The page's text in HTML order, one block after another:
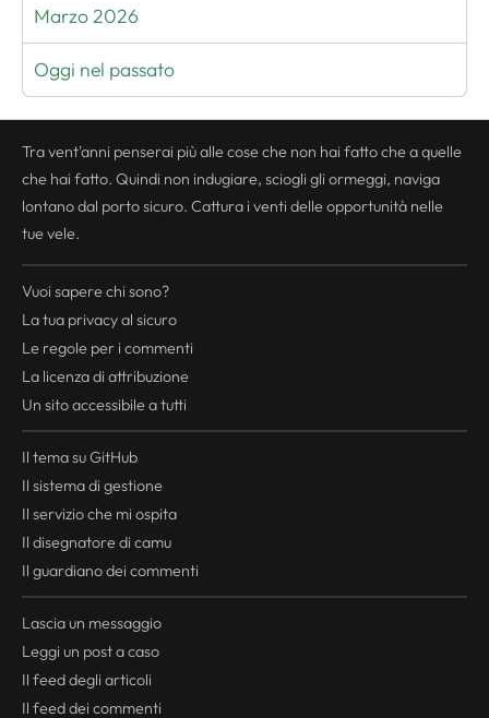
Marzo 2026
Oggi nel passato
Tra vent'anni penserai più alle cose che non hai fatto che a quelle
che hai fatto. Quindi non indugiare, sciogli gli ormeggi, naviga
lontano dal porto sicuro. Cattura i venti delle opportunità nelle
tue vele.
Vuoi sapere chi sono?
La tua privacyal sicuro
Le regole per i commenti
La licenza di attribuzione
Un sito accessibile a tutti
Il tema su GitHub
Il sistema di gestione
Il servizio che mi ospita
Il disegnatore di camu
Il guardiano dei commenti
Lascia un messaggio
Leggi un post a caso
Il feeddegli articoli
Il feeddei commenti